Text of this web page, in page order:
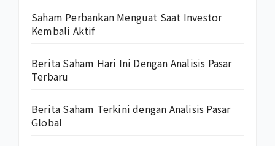
Saham Perbankan Menguat Saat Investor
Kembali Aktif
Berita Saham Hari Ini Dengan Analisis Pasar
Terbaru
Berita Saham Terkini dengan Analisis Pasar
Global